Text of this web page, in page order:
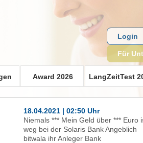
Award 2026 LangZeitTest
Login
Für
18.04.2021 | 02:50 Uhr
Niemals *** Mein Geld über *** Euro
weg bei der Solaris Bank Angeblich
bitwala ihr Anleger Bank